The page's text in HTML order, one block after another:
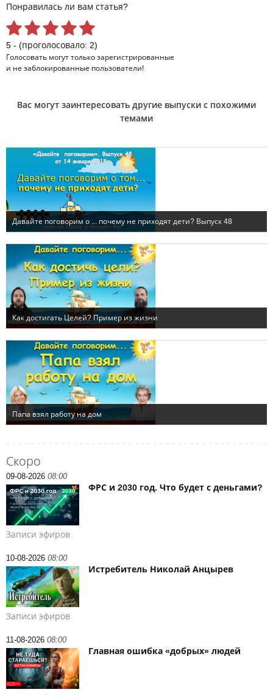
Скоро
09-08-2026 08:00
ФРС и 2030 год. Что будет с деньгами?
Записи эфиров
10-08-2026 08:00
Истребитель Николай Анцырев
Записи эфиров
11-08-2026 08:00
Главная ошибка «добрых» людей
Понравилась ли вам статья?
5 - (проголосовало: 2)
Голосовать могут только зарегистрированные
и не заблокированные пользователи!
Вас могут заинтересовать другие выпуски с похожими
темами